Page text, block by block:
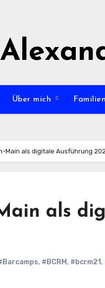
Über mich
Main als digitale Ausführung
als
, #BCRM, #bcrm21,